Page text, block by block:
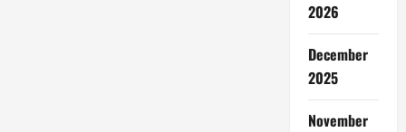
2026
December
2025
November